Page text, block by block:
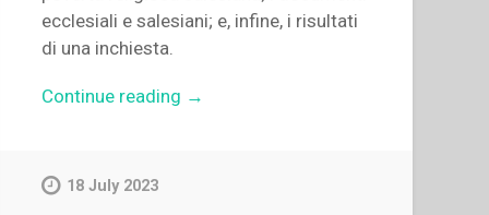
ecclesiali e salesiani; e, infine, i risultati
di una inchiesta.
Continue reading “Félix
→
18 July 2023